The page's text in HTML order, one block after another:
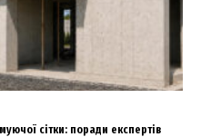
сітки: поради експертів